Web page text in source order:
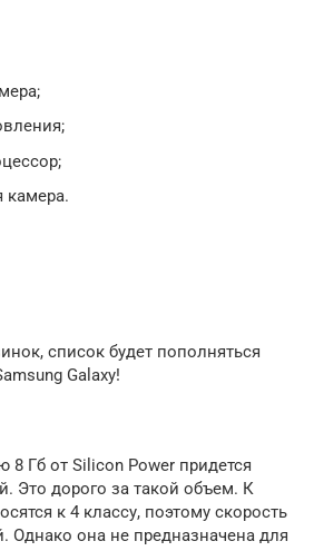
камера.
список будет пополняться
Galaxy!
Гб от Silicon Power придется
Это дорого за такой объем. К
к 4 классу, поэтому скорость
Однако она не предназначена для